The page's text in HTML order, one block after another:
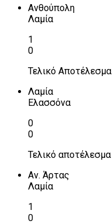
Ανθούπολη
Λαμία
1
0
Τελικό Αποτέλεσμα
Λαμία
Ελασσόνα
0
0
Τελικό αποτέλεσμα
Αν. Άρτας
Λαμία
1
0